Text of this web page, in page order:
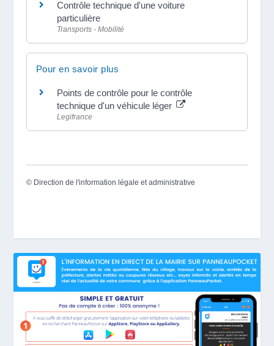
Contrôle technique d'une voiture
particulière
Transports - Mobilité
Pour en savoir plus
Points de contrôle pour le contrôle
technique d'un véhicule léger
Legifrance
© Direction de l'information légale et administrative